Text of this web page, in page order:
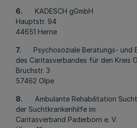
6.
KADESCH gGmbH
Hauptstr. 94
44651 Herne
7.
Psychosoziale Beratungs- und
des Caritasverbandes für den Kreis
Bruchstr. 3
57462 Olpe
8.
Ambulante Rehabilitation Sucht
der Suchtkrankenhilfe im
Caritasverband Paderborn e. V.